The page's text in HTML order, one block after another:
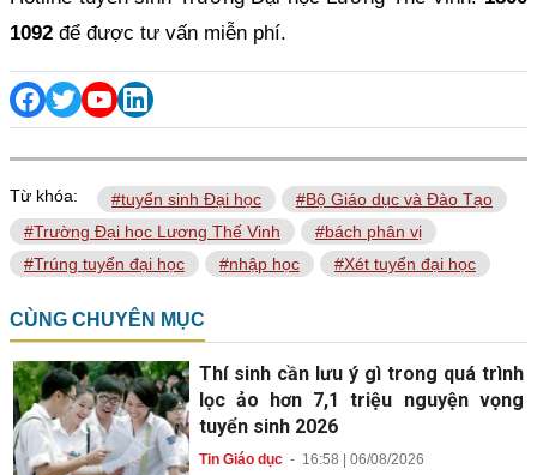
1092 để được tư vấn miễn phí.
Từ khóa: #tuyển sinh Đại học
#Bộ Giáo dục và Đào Tạo
#Trường Đại học Lương Thế Vinh
#bách phân vị
#Trúng tuyển đại học
#nhập học #Xét tuyển đại học
CÙNG CHUYÊN MỤC
Thí sinh cần lưu ý gì trong quá trình
lọc ảo hơn 7,1 triệu nguyện vọng
tuyển sinh 2026
Tin Giáo dục- 16:58 | 06/08/2026